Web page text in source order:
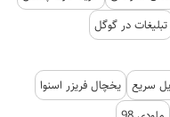
تبلیغات در گوگل
سریع یخچال فریزر اسنوا